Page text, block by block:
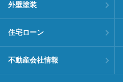
外壁塗装
住宅ローン
不動産会社情報